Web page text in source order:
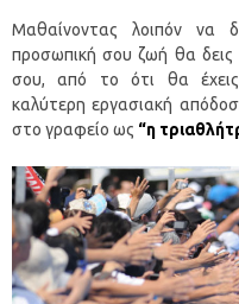
Μαθαίνοντας λοιπόν να
προσωπική σου ζωή θα δεις
σου, από το ότι θα έχεις
καλύτερη εργασιακή
στο γραφείο ως “η